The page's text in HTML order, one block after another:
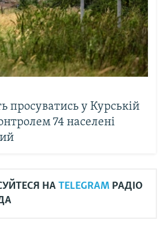
просуватись у Курській
74 населені
НА TELEGRAM РАДІО